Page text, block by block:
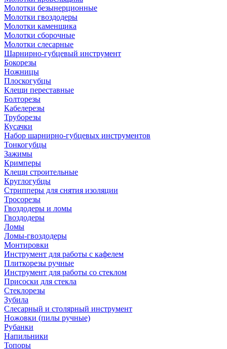
Молотки безынерционные
Молотки гвоздодеры
Молотки каменщика
Молотки сборочные
Молотки слесарные
Шарнирно-губцевый инструмент
Бокорезы
Ножницы
Плоскогубцы
Клещи переставные
Болторезы
Кабелерезы
Труборезы
Кусачки
Набор шарнирно-губцевых инструментов
Тонкогубцы
Зажимы
Кримперы
Клещи строительные
Круглогубцы
Стрипперы для снятия изоляции
Тросорезы
Гвоздодеры и ломы
Гвоздодеры
Ломы
Ломы-гвоздодеры
Монтировки
Инструмент для работы с кафелем
Плиткорезы ручные
Инструмент для работы со стеклом
Присоски для стекла
Стеклорезы
Зубила
Слесарный и столярный инструмент
Ножовки (пилы ручные)
Рубанки
Напильники
Топоры